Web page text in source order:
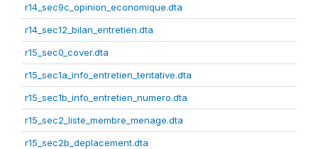
r14_sec9c_opinion_economique.dta
r14_sec12_bilan_entretien.dta
r15_sec0_cover.dta
r15_sec1a_info_entretien_tentative.dta
r15_sec1b_info_entretien_numero.dta
r15_sec2_liste_membre_menage.dta
r15_sec2b_deplacement.dta